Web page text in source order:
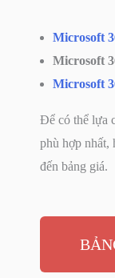
Microsoft
Microsoft
Microsoft
Để có thể lựa
phù hợp nhất,
đến bảng giá.